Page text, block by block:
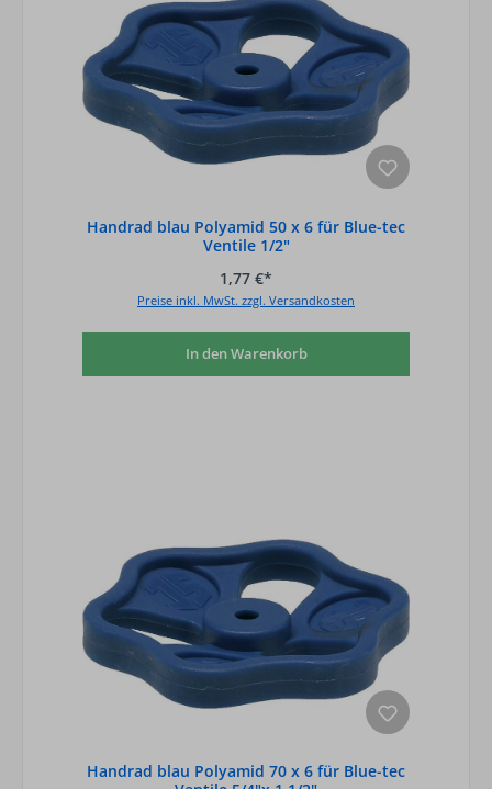
Handrad blau Polyamid 50 x 6 für Blue-tec
Ventile 1/2"
1,77 €*
Preise inkl. MwSt. zzgl. Versandkosten
In den Warenkorb
Handrad blau Polyamid 70 x 6 für Blue-tec